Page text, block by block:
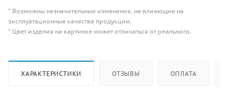
* Возможны незначительные изменения, не влияющие на
эксплуатационные качества продукции.
* Цвет изделия на картинке может отличаться от реального.
ХАРАКТЕРИСТИКИ ОТЗЫВЫ ОПЛАТА